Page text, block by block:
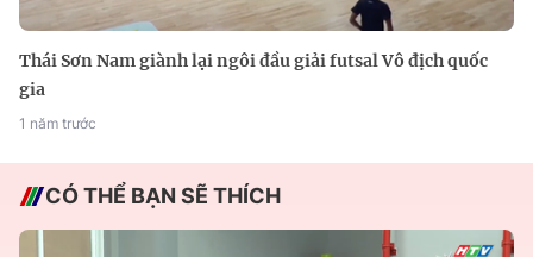
Thái Sơn Nam giành lại ngôi đầu giải futsal Vô địch quốc
gia
1 năm trước
CÓ THỂ BẠN SẼ THÍCH